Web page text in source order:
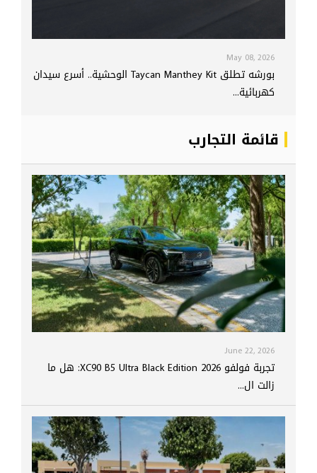
May 08, 2026
بورشه تطلق Taycan Manthey Kit الوحشية.. أسرع سيدان
كهربائية...
قائمة التجارب
June 22, 2026
تجربة فولفو XC90 B5 Ultra Black Edition 2026: هل ما
زالت ال...